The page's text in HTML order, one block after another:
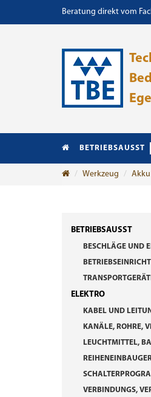
Beratung direkt vom
BETRIEBSAUSST
Werkzeug
BETRIEBSAUSST
BESCHLÄGE UND
ELEKTRO
KABEL UND
KANÄLE, ROHRE,
LEUCHTMITTEL,
VERBINDUNGS,